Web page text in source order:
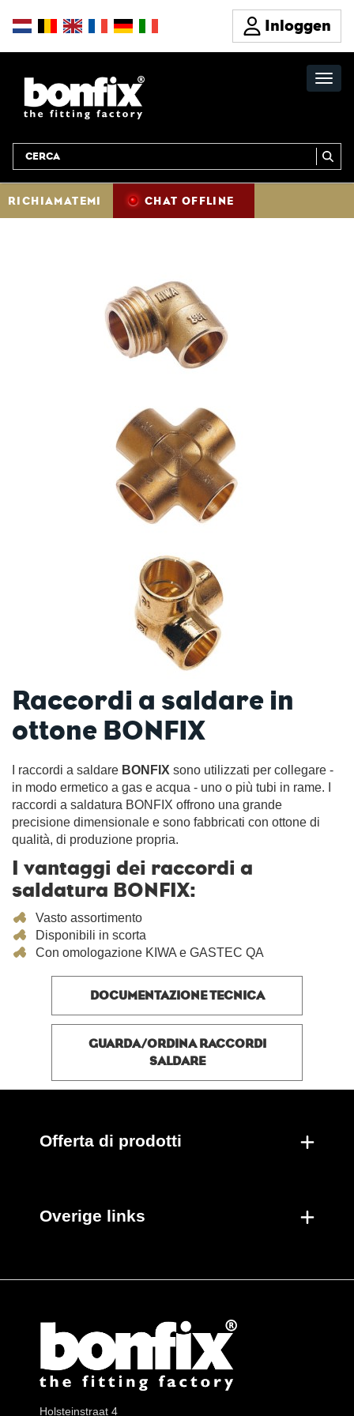
Inloggen
RICHIAMATEMI CHAT OFFLINE
Raccordi a saldare in
ottone BONFIX
I raccordi a saldare BONFIX sono utilizzati per collegare -
in modo ermetico a gas e acqua - uno o più tubi in rame. I
raccordi a saldatura BONFIX offrono una grande
precisione dimensionale e sono fabbricati con ottone di
qualità, di produzione propria.
I vantaggi dei raccordi a
saldatura BONFIX:
Vasto assortimento
Disponibili in scorta
Con omologazione KIWA e GASTEC QA
DOCUMENTAZIONE TECNICA
GUARDA/ORDINA RACCORDI
SALDARE
Offerta di prodotti
Overige links
Holsteinstraat 4